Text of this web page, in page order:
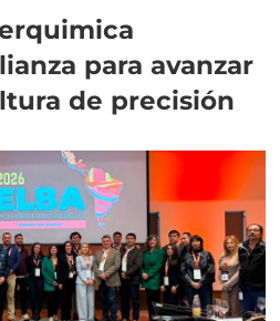
para avanzar
de precisión